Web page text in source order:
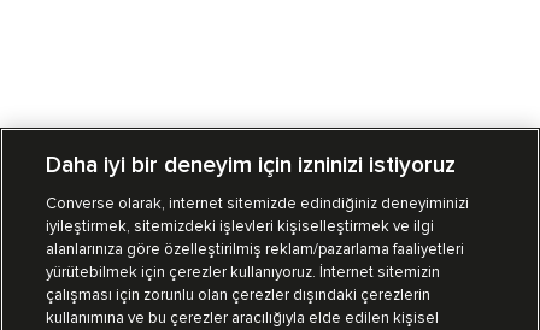
Mağazalarımız Sipariş Takibi
Müşteri İlişkileri
Daha iyi bir deneyim için izninizi istiyoruz
Converse olarak, internet sitemizde edindiğiniz deneyiminizi
iyileştirmek, sitemizdeki işlevleri kişiselleştirmek ve ilgi
alanlarınıza göre özelleştirilmiş reklam/pazarlama faaliyetleri
yürütebilmek için çerezler kullanıyoruz. İnternet sitemizin
çalışması için zorunlu olan çerezler dışındaki çerezlerin
kullanımına ve bu çerezler aracılığıyla elde edilen kişisel